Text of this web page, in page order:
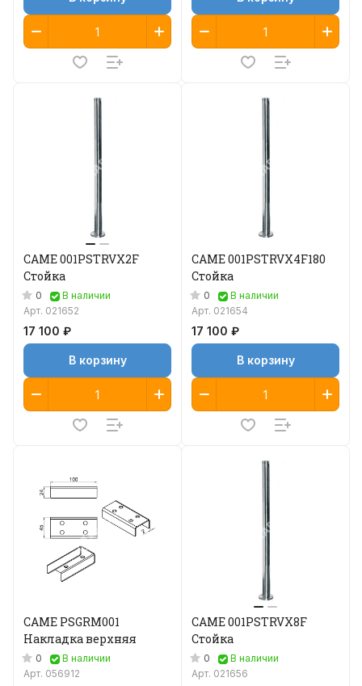
CAME 001PSTRVX2F
Стойка
0
В наличии
Арт. 021652
17 100 ₽
В корзину
CAME 001PSTRVX4F180
Стойка
0
В наличии
Арт. 021654
17 100 ₽
В корзину
CAME PSGRM001
Накладка верхняя
0
В наличии
Арт. 056912
CAME 001PSTRVX8F
Стойка
0
В наличии
Арт. 021656